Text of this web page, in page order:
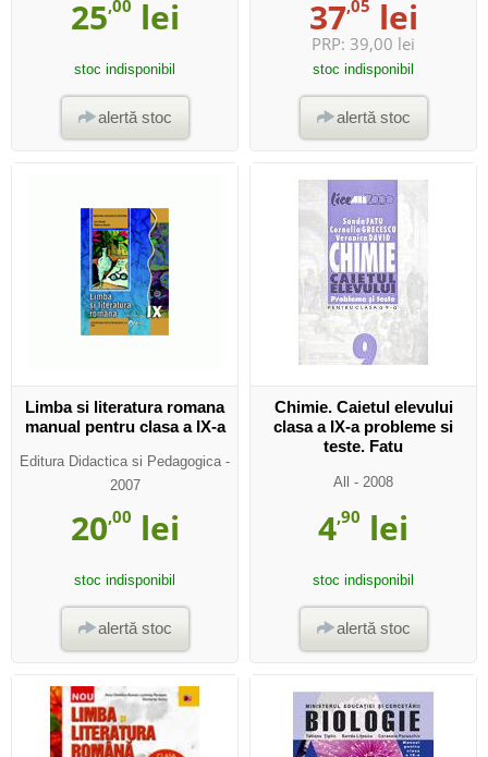
25,00 lei
stoc indisponibil
alertă stoc
37,05 lei
PRP: 39,00 lei
stoc indisponibil
alertă stoc
Limba si literatura romana
manual pentru clasa a IX-a
Editura Didactica si Pedagogica-
2007
20,00 lei
stoc indisponibil
alertă stoc
Chimie. Caietul elevului
clasa a IX-a probleme si
teste. Fatu
All - 2008
4,90 lei
stoc indisponibil
alertă stoc